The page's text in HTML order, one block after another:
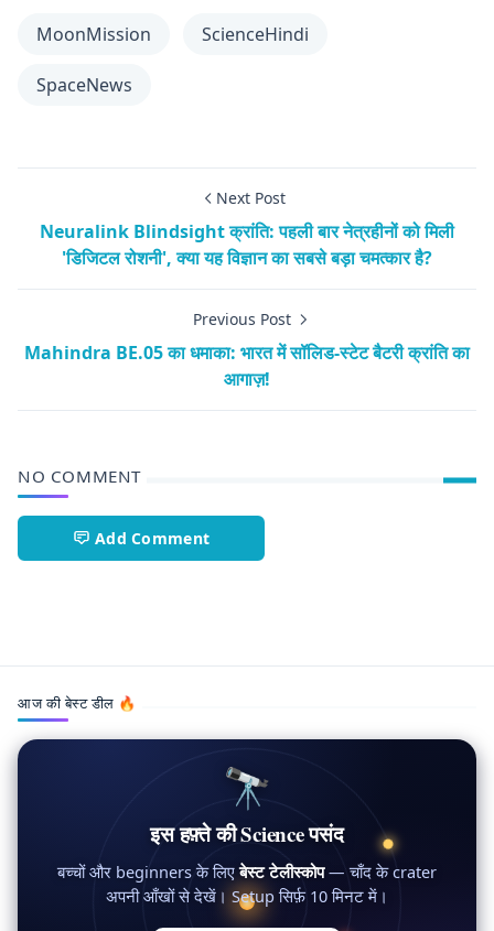
MoonMission ScienceHindi
SpaceNews
Next Post
Neuralink Blindsight क्रांति: पहली बार नेत्रहीनों को मिली
'डिजिटल रोशनी', क्या यह विज्ञान का सबसे बड़ा चमत्कार है?
Previous Post
Mahindra BE.05 का धमाका: भारत में सॉलिड-स्टेट बैटरी क्रांति का
आगाज़!
NO COMMENT
Add Comment
आज की बेस्ट डील 🔥
🔭
इस हफ़्ते की Science पसंद
बच्चों और beginners के लिएबेस्ट टेलीस्कोप— चाँद के crater
अपनी आँखों से देखें। Setup सिर्फ़ 10 मिनट में।